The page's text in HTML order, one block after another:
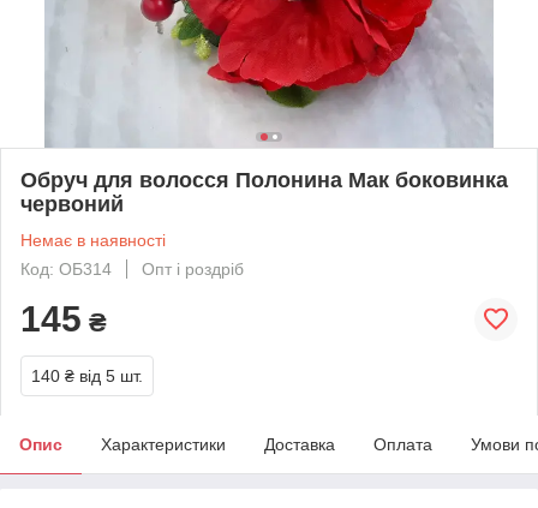
Обруч для волосся Полонина Мак боковинка
червоний
Немає в наявності
Код: ОБ314
Опт і роздріб
145 ₴
140 ₴ від 5 шт.
Опис Характеристики Доставка Оплата Умови